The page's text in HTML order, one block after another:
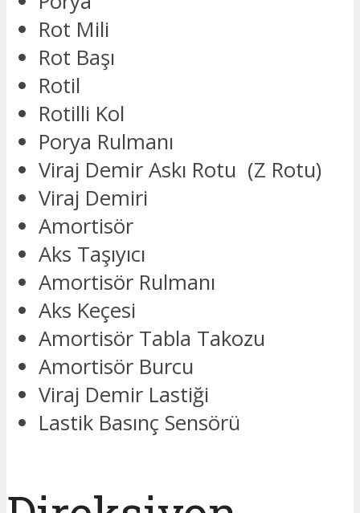
Rot Mili
Rot Başı
Rotil
Rotilli Kol
Porya Rulmanı
Viraj Demir Askı Rotu (Z Rotu)
Viraj Demiri
Amortisör
Aks Taşıyıcı
Amortisör Rulmanı
Aks Keçesi
Amortisör Tabla Takozu
Amortisör Burcu
Viraj Demir Lastiği
Lastik Basınç Sensörü